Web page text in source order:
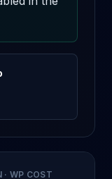
· WP COST